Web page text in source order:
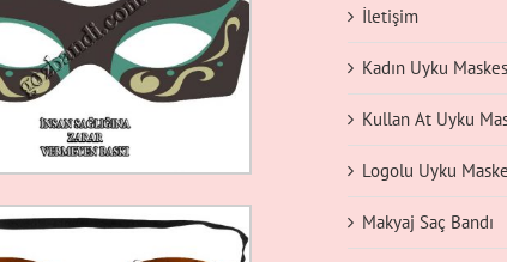
İletişim
Kadın Uyku
Kullan At Uyku
Logolu Uyku
Makyaj Saç Bandı